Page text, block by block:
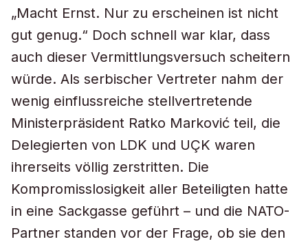
„Macht Ernst. Nur zu erscheinen ist nicht
gut genug.“ Doch schnell war klar, dass
auch dieser Vermittlungsversuch scheitern
würde. Als serbischer Vertreter nahm der
wenig einflussreiche stellvertretende
Ministerpräsident Ratko Marković teil, die
Delegierten von LDK und UÇK waren
ihrerseits völlig zerstritten. Die
Kompromisslosigkeit aller Beteiligten hatte
in eine Sackgasse geführt – und die NATO-
Partner standen vor der Frage, ob sie den